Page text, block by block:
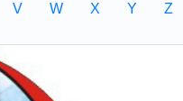
V W X Y Z